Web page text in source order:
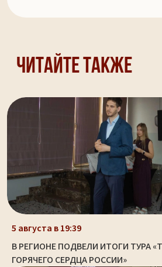
Читайте также
5 августа в 19:39
В РЕГИОНЕ ПОДВЕЛИ ИТОГИ ТУРА
ГОРЯЧЕГО СЕРДЦА РОССИИ»